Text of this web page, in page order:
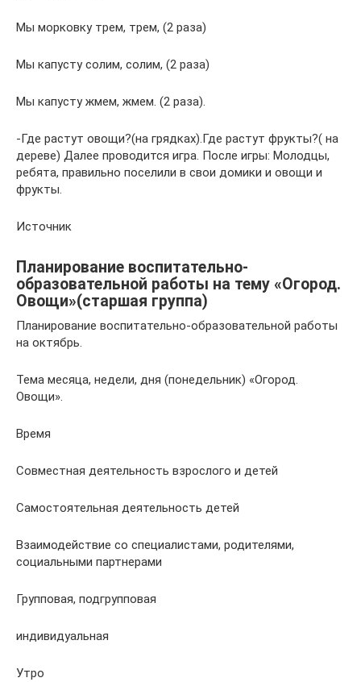
Мы морковку трем, трем, (2 раза)
Мы капусту солим, солим, (2 раза)
Мы капусту жмем, жмем. (2 раза).
-Где растут овощи?(на грядках).Где растут фрукты?( на
дереве) Далее проводится игра. После игры: Молодцы,
ребята, правильно поселили в свои домики и овощи и
фрукты.
Источник
Планирование воспитательно-
образовательной работы на тему «Огород.
Овощи»(старшая группа)
Планирование воспитательно-образовательной работы
на октябрь.
Тема месяца, недели, дня (понедельник) «Огород.
Овощи».
Время
Совместная деятельность взрослого и детей
Самостоятельная деятельность детей
Взаимодействие со специалистами, родителями,
социальными партнерами
Групповая, подгрупповая
индивидуальная
Утро